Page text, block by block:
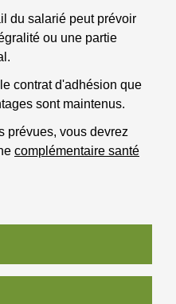
du salarié peut prévoir
ou une partie
contrat d'adhésion que
sont maintenus.
prévues, vous devrez
complémentaire santé